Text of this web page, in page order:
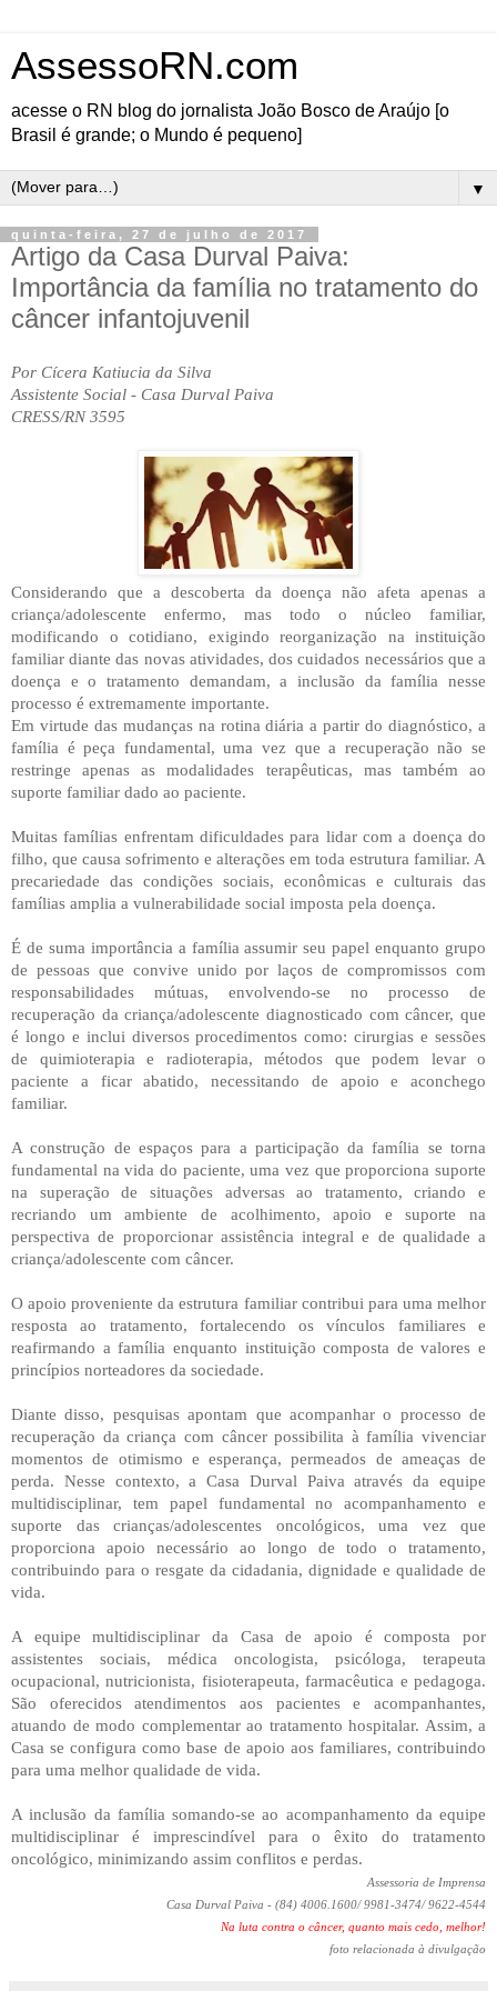
AssessoRN.com
acesse o RN blog do jornalista João Bosco de Araújo [o
Brasil é grande; o Mundo é pequeno]
▼
quinta-feira, 27 de julho de 2017
Artigo da Casa Durval Paiva:
Importância da família no tratamento do
câncer infantojuvenil
Por Cícera Katiucia da Silva
Assistente Social - Casa Durval Paiva
CRESS/RN 3595
Considerando que a descoberta da doença não afeta apenas a
criança/adolescente enfermo, mas todo o núcleo familiar,
modificando o cotidiano, exigindo reorganização na instituição
familiar diante das novas atividades, dos cuidados necessários que a
doença e o tratamento demandam, a inclusão da família nesse
processo é extremamente importante.
Em virtude das mudanças na rotina diária a partir do diagnóstico, a
família é peça fundamental, uma vez que a recuperação não se
restringe apenas as modalidades terapêuticas, mas também ao
suporte familiar dado ao paciente.
Muitas famílias enfrentam dificuldades para lidar com a doença do
filho, que causa sofrimento e alterações em toda estrutura familiar. A
precariedade das condições sociais, econômicas e culturais das
famílias amplia a vulnerabilidade social imposta pela doença.
É de suma importância a família assumir seu papel enquanto grupo
de pessoas que convive unido por laços de compromissos com
responsabilidades mútuas, envolvendo-se no processo de
recuperação da criança/adolescente diagnosticado com câncer, que
é longo e inclui diversos procedimentos como: cirurgias e sessões
de quimioterapia e radioterapia, métodos que podem levar o
paciente a ficar abatido, necessitando de apoio e aconchego
familiar.
A construção de espaços para a participação da família se torna
fundamental na vida do paciente, uma vez que proporciona suporte
na superação de situações adversas ao tratamento, criando e
recriando um ambiente de acolhimento, apoio e suporte na
perspectiva de proporcionar assistência integral e de qualidade a
criança/adolescente com câncer.
O apoio proveniente da estrutura familiar contribui para uma melhor
resposta ao tratamento, fortalecendo os vínculos familiares e
reafirmando a família enquanto instituição composta de valores e
princípios norteadores da sociedade.
Diante disso, pesquisas apontam que acompanhar o processo de
recuperação da criança com câncer possibilita à família vivenciar
momentos de otimismo e esperança, permeados de ameaças de
perda. Nesse contexto, a Casa Durval Paiva através da equipe
multidisciplinar, tem papel fundamental no acompanhamento e
suporte das crianças/adolescentes oncológicos, uma vez que
proporciona apoio necessário ao longo de todo o tratamento,
contribuindo para o resgate da cidadania, dignidade e qualidade de
vida.
A equipe multidisciplinar da Casa de apoio é composta por
assistentes sociais, médica oncologista, psicóloga, terapeuta
ocupacional, nutricionista, fisioterapeuta, farmacêutica e pedagoga.
São oferecidos atendimentos aos pacientes e acompanhantes,
atuando de modo complementar ao tratamento hospitalar. Assim, a
Casa se configura como base de apoio aos familiares, contribuindo
para uma melhor qualidade de vida.
A inclusão da família somando-se ao acompanhamento da equipe
multidisciplinar é imprescindível para o êxito do tratamento
oncológico, minimizando assim conflitos e perdas.
Assessoria de Imprensa
Casa Durval Paiva - (84) 4006.1600/ 9981-3474/ 9622-4544
Na luta contra o câncer, quanto mais cedo, melhor!
foto relacionada à divulgação